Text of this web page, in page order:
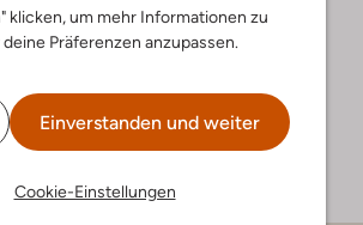
klicken, um mehr Informationen zu
Präferenzen anzupassen.
Einverstanden und weiter
Cookie-Einstellungen
Baumwolle